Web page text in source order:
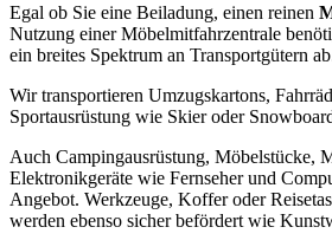
Egal ob Sie eine Beiladung, einen reinen
Nutzung einer Möbelmitfahrzentrale
ein breites Spektrum an Transportgütern
Wir transportieren Umzugskartons,
Sportausrüstung wie Skier oder
Auch Campingausrüstung, Möbelstücke,
Elektronikgeräte wie Fernseher und
Angebot. Werkzeuge, Koffer oder
werden ebenso sicher befördert wie